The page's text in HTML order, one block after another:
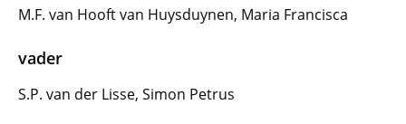
M.F. van Hooft van Huysduynen, Maria Francisca
vader
S.P. van der Lisse, Simon Petrus